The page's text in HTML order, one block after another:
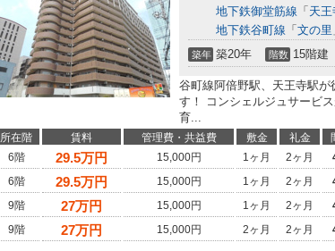
地下鉄御堂筋線 「 天王
地下鉄谷町線 「 文の里
築年 築20年 階数 15階建
谷町線阿倍野駅、天王寺駅
す！ コンシェルジュサービ
育...
所在階 賃料 管理費・共益費 敷金 礼金
6階
29.5万円 15,000円 1ヶ月 2ヶ月
6階
29.5万円 15,000円 1ヶ月 2ヶ月
9階
27万円 15,000円 1ヶ月 2ヶ月
9階
27万円 15,000円 2ヶ月 2ヶ月